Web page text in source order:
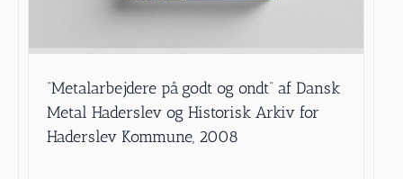
”Metalarbejdere på godt og ondt” af Dansk
Metal Haderslev og Historisk Arkiv for
Haderslev Kommune, 2008